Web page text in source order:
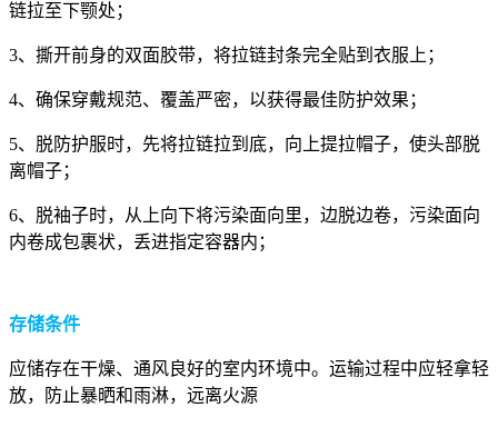
链拉至下颚处；
3、撕开前身的双面胶带，将拉链封条完全贴到衣服上；
4、确保穿戴规范、覆盖严密，以获得最佳防护效果；
5、脱防护服时，先将拉链拉到底，向上提拉帽子，使头部脱
离帽子；
6、脱袖子时，从上向下将污染面向里，边脱边卷，污染面向
内卷成包裹状，丢进指定容器内；
存储条件
应储存在干燥、通风良好的室内环境中。运输过程中应轻拿轻
放，防止暴晒和雨淋，远离火源